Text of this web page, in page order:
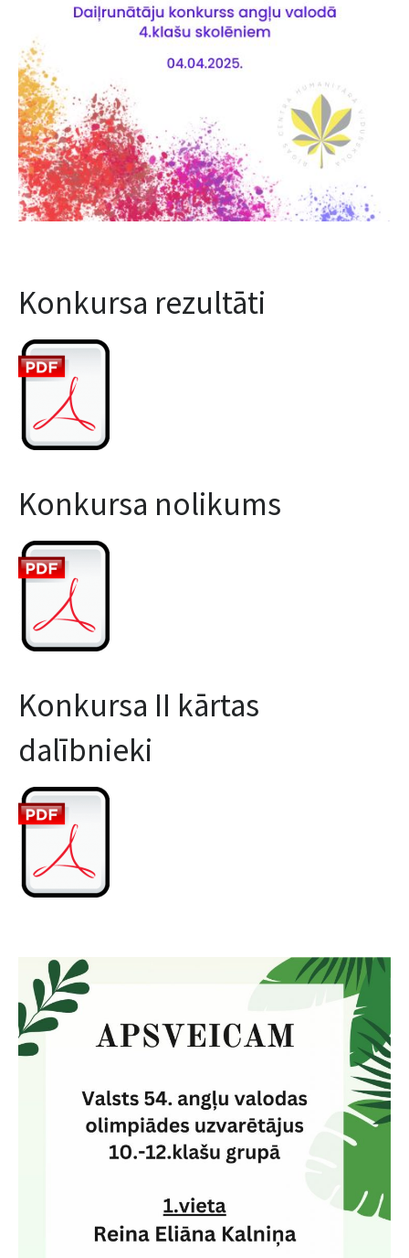
Konkursa rezultāti
Konkursa nolikums
Konkursa II kārtas
dalībnieki